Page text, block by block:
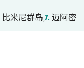
比米尼群岛,7. 迈阿密